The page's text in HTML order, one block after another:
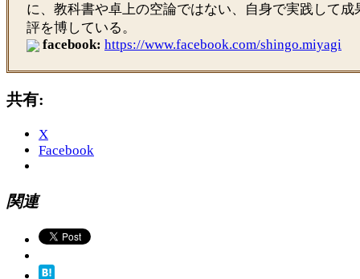
に、教科書や卓上の空論ではない、自身で実践して
評を博している。
facebook: https://www.facebook.com/shingo.miyagi
共有:
X
Facebook
関連